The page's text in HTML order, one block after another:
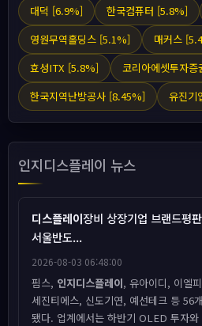
대덕 [6.9%] 한국컴퓨터 [5.8%]
영원무역홀딩스 [5.1%]
매커스
효성ITX [5.8%]
코리아에셋투자
한국지역난방공사 [8.45%]
유진기
인지디스플레이 뉴스
디스플레이장비 상장기업 브랜드평
서울반도...
2026-08-03 06:48:00
핌스, 인지디스플레이, 유아이디, 이엘
세진티에스, 신도기연, 예선테크 등 56
됐다. 업계에서는 하반기 OLED 투자